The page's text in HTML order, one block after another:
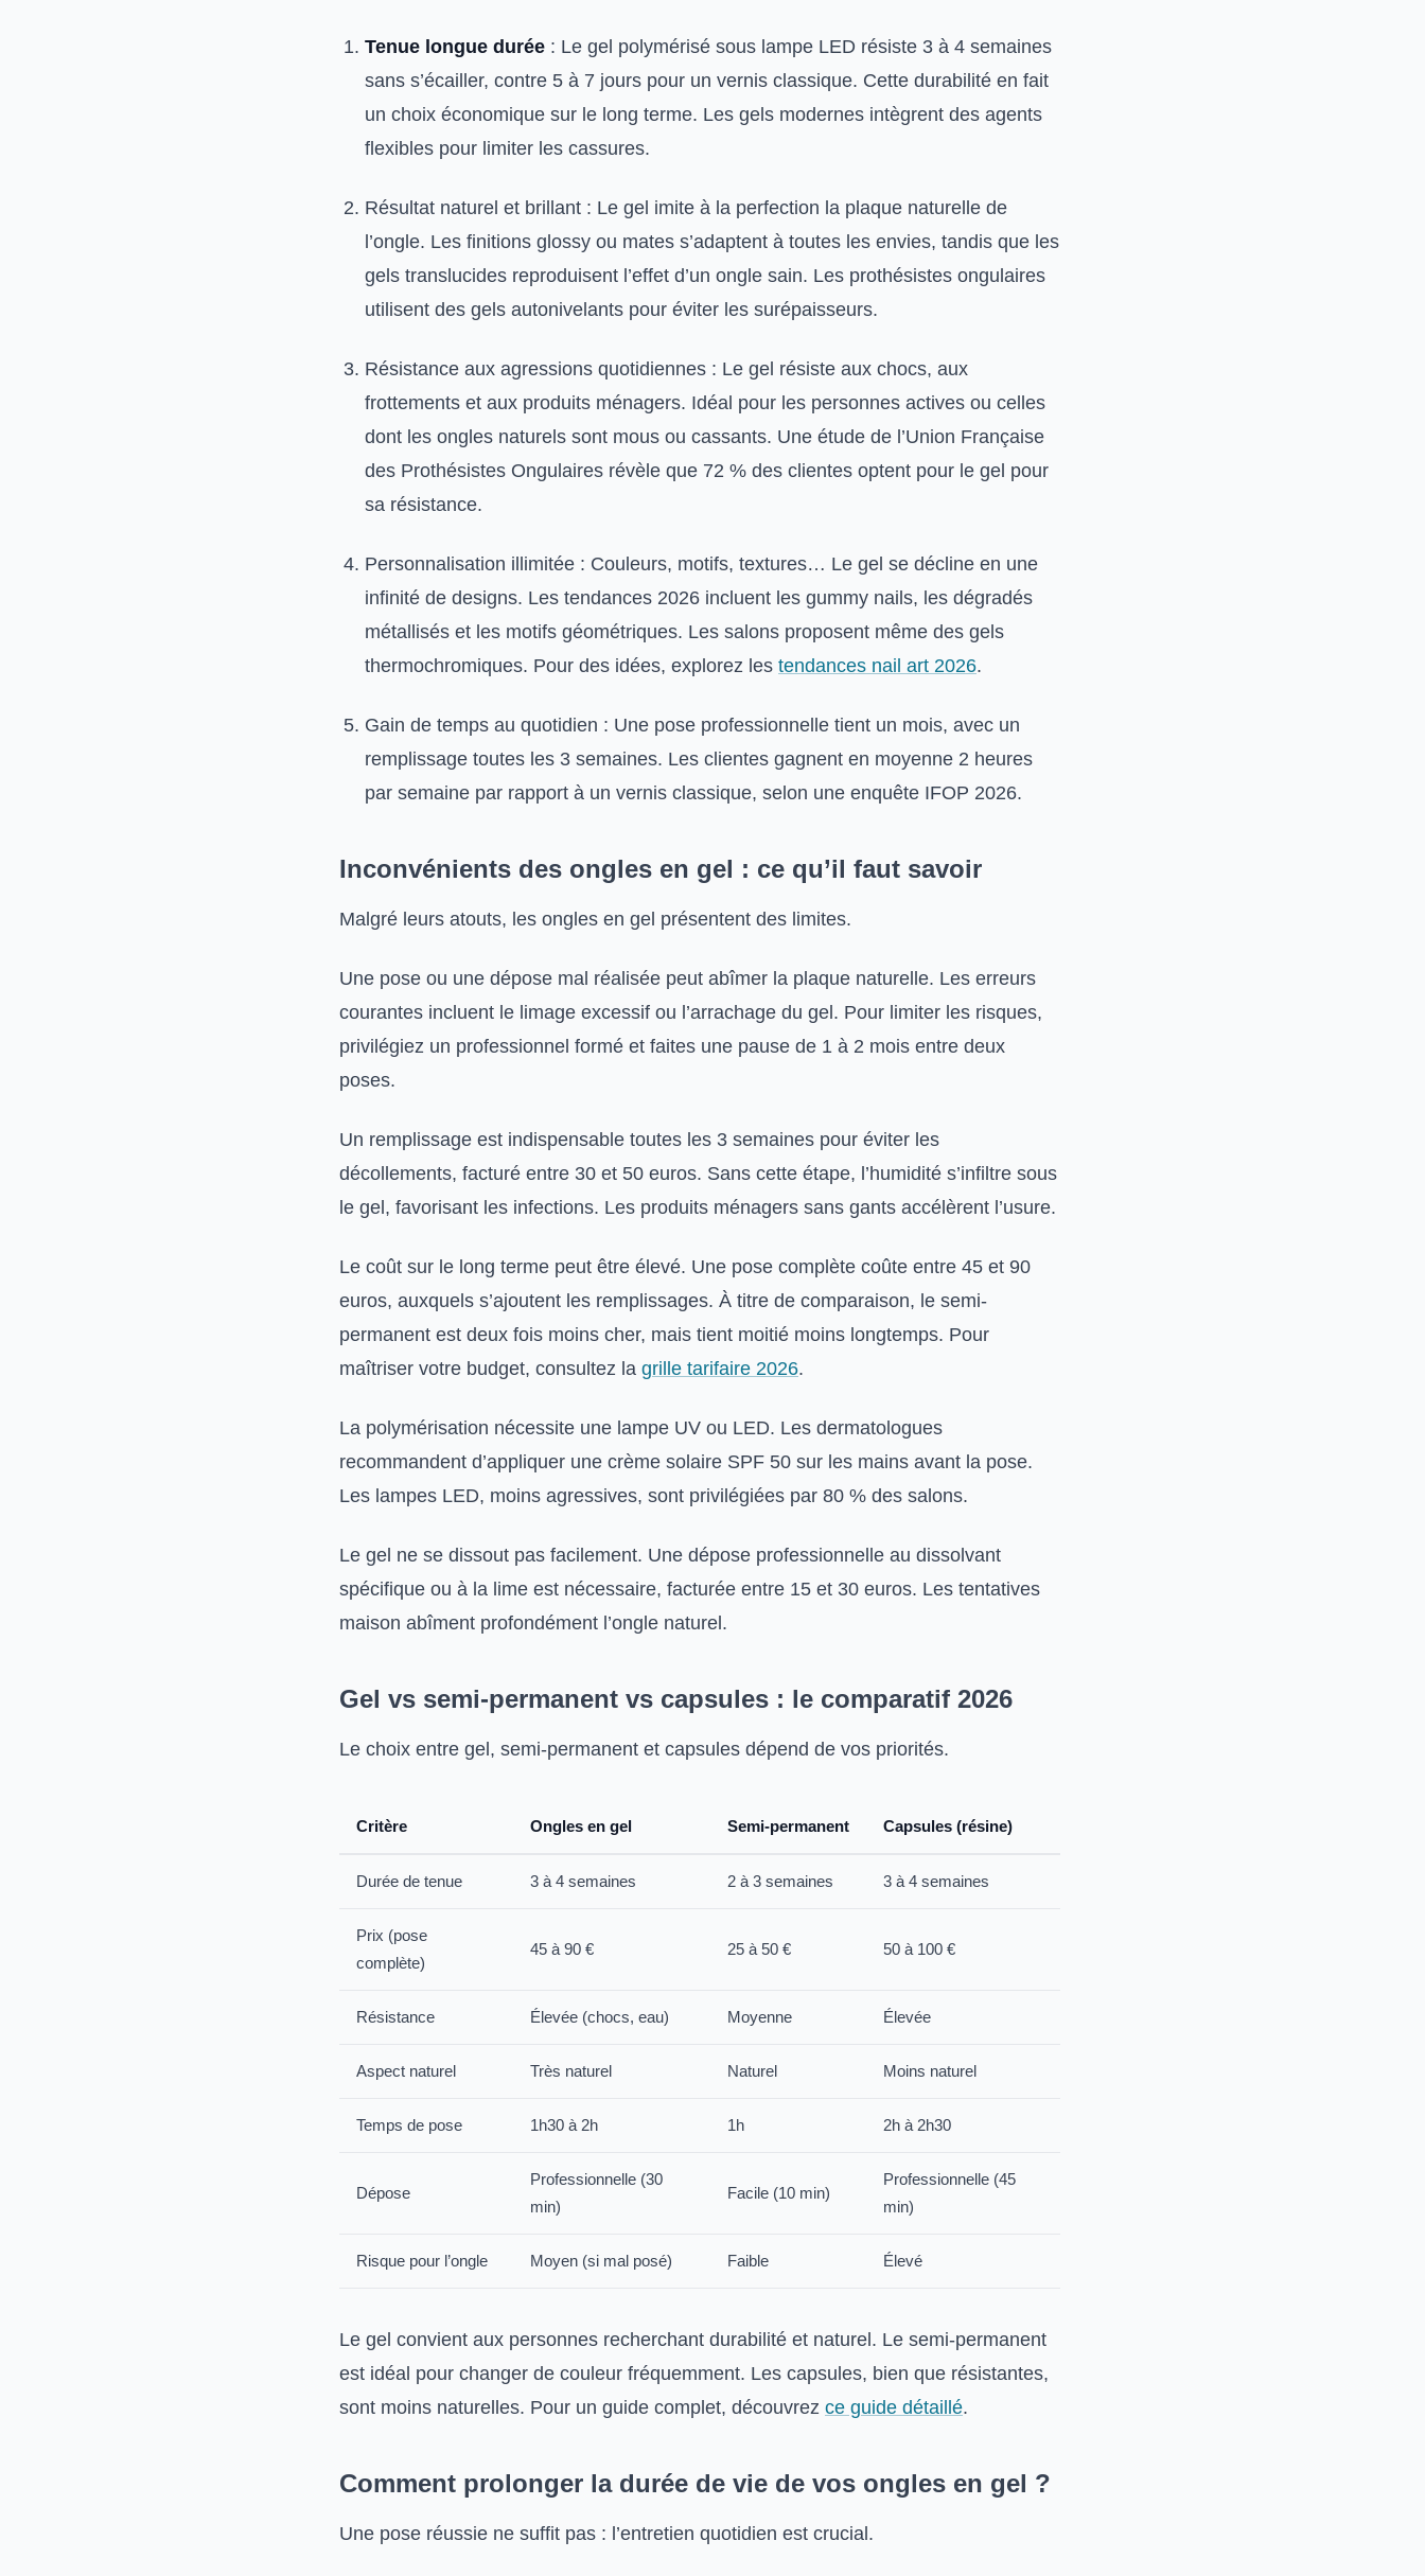
Tenue longue durée : Le gel polymérisé sous lampe LED résiste 3 à 4 semaines
sans s’écailler, contre 5 à 7 jours pour un vernis classique. Cette durabilité en fait
un choix économique sur le long terme. Les gels modernes intègrent des agents
flexibles pour limiter les cassures.
Résultat naturel et brillant : Le gel imite à la perfection la plaque naturelle de
l’ongle. Les finitions glossy ou mates s’adaptent à toutes les envies, tandis que les
gels translucides reproduisent l’effet d’un ongle sain. Les prothésistes ongulaires
utilisent des gels autonivelants pour éviter les surépaisseurs.
Résistance aux agressions quotidiennes : Le gel résiste aux chocs, aux
frottements et aux produits ménagers. Idéal pour les personnes actives ou celles
dont les ongles naturels sont mous ou cassants. Une étude de l’Union Française
des Prothésistes Ongulaires révèle que 72 % des clientes optent pour le gel pour
sa résistance.
Personnalisation illimitée : Couleurs, motifs, textures… Le gel se décline en une
infinité de designs. Les tendances 2026 incluent les gummy nails, les dégradés
métallisés et les motifs géométriques. Les salons proposent même des gels
thermochromiques. Pour des idées, explorez les tendances nail art 2026.
Gain de temps au quotidien : Une pose professionnelle tient un mois, avec un
remplissage toutes les 3 semaines. Les clientes gagnent en moyenne 2 heures
par semaine par rapport à un vernis classique, selon une enquête IFOP 2026.
Inconvénients des ongles en gel : ce qu’il faut savoir
Malgré leurs atouts, les ongles en gel présentent des limites.
Une pose ou une dépose mal réalisée peut abîmer la plaque naturelle. Les erreurs
courantes incluent le limage excessif ou l’arrachage du gel. Pour limiter les risques,
privilégiez un professionnel formé et faites une pause de 1 à 2 mois entre deux
poses.
Un remplissage est indispensable toutes les 3 semaines pour éviter les
décollements, facturé entre 30 et 50 euros. Sans cette étape, l’humidité s’infiltre sous
le gel, favorisant les infections. Les produits ménagers sans gants accélèrent l’usure.
Le coût sur le long terme peut être élevé. Une pose complète coûte entre 45 et 90
euros, auxquels s’ajoutent les remplissages. À titre de comparaison, le semi-
permanent est deux fois moins cher, mais tient moitié moins longtemps. Pour
maîtriser votre budget, consultez la grille tarifaire 2026.
La polymérisation nécessite une lampe UV ou LED. Les dermatologues
recommandent d’appliquer une crème solaire SPF 50 sur les mains avant la pose.
Les lampes LED, moins agressives, sont privilégiées par 80 % des salons.
Le gel ne se dissout pas facilement. Une dépose professionnelle au dissolvant
spécifique ou à la lime est nécessaire, facturée entre 15 et 30 euros. Les tentatives
maison abîment profondément l’ongle naturel.
Gel vs semi-permanent vs capsules : le comparatif 2026
Le choix entre gel, semi-permanent et capsules dépend de vos priorités.
Critère Ongles en gel Semi-permanent Capsules (résine)
Durée de tenue 3 à 4 semaines 2 à 3 semaines 3 à 4 semaines
Prix (pose
complète)
45 à 90 € 25 à 50 € 50 à 100 €
Résistance Élevée (chocs, eau) Moyenne Élevée
Aspect naturel Très naturel Naturel Moins naturel
Temps de pose 1h30 à 2h 1h 2h à 2h30
Dépose
Professionnelle (30
min)
Facile (10 min)
Professionnelle (45
min)
Risque pour l’ongle Moyen (si mal posé) Faible Élevé
Le gel convient aux personnes recherchant durabilité et naturel. Le semi-permanent
est idéal pour changer de couleur fréquemment. Les capsules, bien que résistantes,
sont moins naturelles. Pour un guide complet, découvrez ce guide détaillé.
Comment prolonger la durée de vie de vos ongles en gel ?
Une pose réussie ne suffit pas : l’entretien quotidien est crucial.